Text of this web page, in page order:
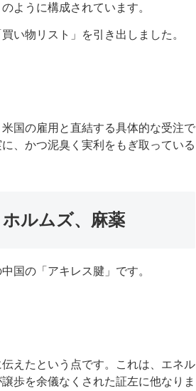
ように構成されています。
い物リスト」を引き出しました。
国の雇用と直結する具体的な受注で
、かつ泥臭く実利をもぎ取っている
ルムズ、麻薬
国の「アキレス腱」です。
えたという点です。これは、エネル
歩を余儀なくされた証左に他なりま